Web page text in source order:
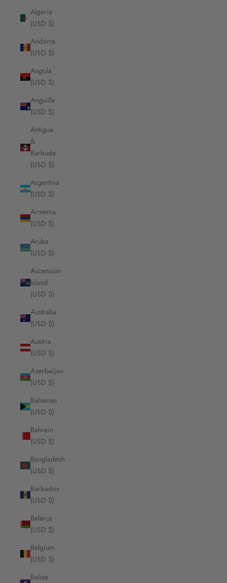
Algeria
(USD $)
Andorra
(USD $)
Angola
(USD $)
Anguilla
(USD $)
Antigua
&
Barbuda
(USD $)
Argentina
(USD $)
Armenia
(USD $)
Aruba
(USD $)
Ascension
Island
(USD $)
Australia
(USD $)
Austria
(USD $)
Azerbaijan
(USD $)
Bahamas
(USD $)
Bahrain
(USD $)
Bangladesh
(USD $)
Barbados
(USD $)
Belarus
(USD $)
Belgium
(USD $)
Belize